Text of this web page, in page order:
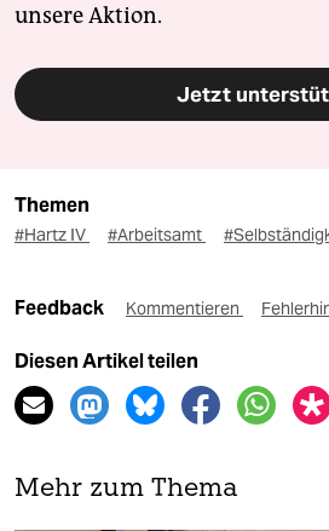
unsere Aktion.
Jetzt
Themen
#Hartz IV #Arbeitsamt
Feedback Kommentieren
Diesen Artikel teilen
Mehr zum Thema